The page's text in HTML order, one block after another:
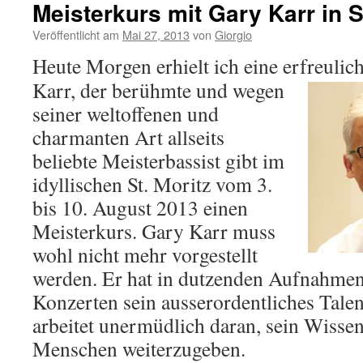
Meisterkurs mit Gary Karr in
Veröffentlicht am Mai 27, 2013 von Giorgio
Heute Morgen erhielt ich eine
Karr, der berühmte und wegen
seiner weltoffenen und
charmanten Art allseits
beliebte Meisterbassist gibt im
idyllischen St. Moritz vom 3.
bis 10. August 2013 einen
Meisterkurs. Gary Karr muss
wohl nicht mehr vorgestellt
werden. Er hat in dutzenden
Konzerten sein ausserordentliches
arbeitet unermüdlich daran, sein
Menschen weiterzugeben.